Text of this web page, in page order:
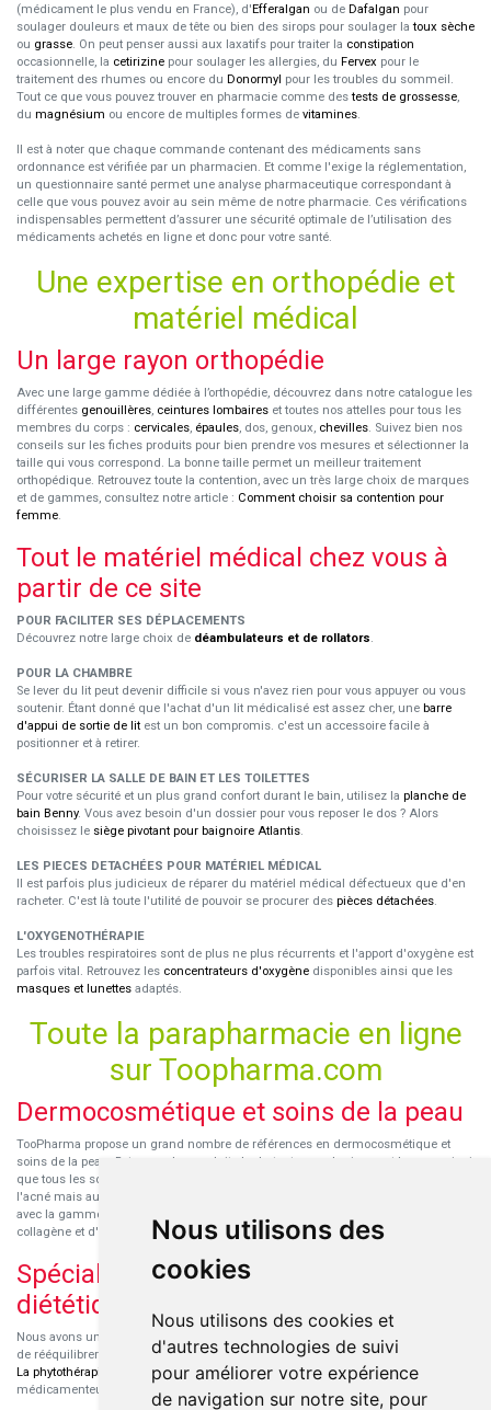
Nous utilisons des
cookies
Nous utilisons des cookies et
d'autres technologies de suivi
pour améliorer votre expérience
de navigation sur notre site, pour
(médicament le plus vendu en France), d'Efferalgan ou de Dafalgan pour
soulager douleurs et maux de tête ou bien des sirops pour soulager latoux sèche
ou grasse. On peut penser aussi aux laxatifs pour traiter la constipation
occasionnelle, la cetirizine pour soulager les allergies, du Fervex pour le
traitement des rhumes ou encore du Donormyl pour les troubles du sommeil.
Tout ce que vous pouvez trouver en pharmacie comme destests de grossesse,
du magnésium ou encore de multiples formes de vitamines.
Il est à noter que chaque commande contenant des médicaments sans
ordonnance est vérifiée par un pharmacien. Et comme l'exige la réglementation,
un questionnaire santé permet une analyse pharmaceutique correspondant à
celle que vous pouvez avoir au sein même de notre pharmacie. Ces vérifications
indispensables permettent d’assurer une sécurité optimale de l’utilisation des
médicaments achetés en ligne et donc pour votre santé.
Une expertise en orthopédie et
matériel médical
Un large rayon orthopédie
Avec une large gamme dédiée à l’orthopédie, découvrez dans notre catalogue les
différentes genouillères, ceintures lombaires et toutes nos attelles pour tous les
membres du corps : cervicales, épaules, dos, genoux, chevilles. Suivez bien nos
conseils sur les fiches produits pour bien prendre vos mesures et sélectionner la
taille qui vous correspond. La bonne taille permet un meilleur traitement
orthopédique. Retrouvez toute la contention, avec un très large choix de marques
et de gammes, consultez notre article : Comment choisir sa contention pour
femme.
Tout le matériel médical chez vous à
partir de ce site
POUR FACILITER SES DÉPLACEMENTS
Découvrez notre large choix de déambulateurs et de rollators.
POUR LA CHAMBRE
Se lever du lit peut devenir difficile si vous n'avez rien pour vous appuyer ou vous
soutenir. Étant donné que l'achat d'un lit médicalisé est assez cher, une barre
d'appui de sortie de lit est un bon compromis. c'est un accessoire facile à
positionner et à retirer.
SÉCURISER LA SALLE DE BAIN ET LES TOILETTES
Pour votre sécurité et un plus grand confort durant le bain, utilisez la planche de
bain Benny. Vous avez besoin d'un dossier pour vous reposer le dos ? Alors
choisissez le siège pivotant pour baignoire Atlantis.
LES PIECES DETACHÉES POUR MATÉRIEL MÉDICAL
Il est parfois plus judicieux de réparer du matériel médical défectueux que d'en
racheter. C'est là toute l'utilité de pouvoir se procurer des pièces détachées.
L'OXYGENOTHÉRAPIE
Les troubles respiratoires sont de plus ne plus récurrents et l'apport d'oxygène est
parfois vital. Retrouvez les concentrateurs d'oxygène disponibles ainsi que les
masques et lunettes adaptés.
Toute la parapharmacie en ligne
sur Toopharma.com
Dermocosmétique et soins de la peau
TooPharma propose un grand nombre de références en dermocosmétique et
soins de la peau. Retrouvez les produits hydratants pour le visage et le corps ainsi
que tous les soins pour peaux sensibles ou à tendance atopique, les soins pour
l'acné mais aussi des démaquillants. Découvrez nos nouvelles références SVR
avec la gamme anti-âge pour les peaux encore jeunes
collagène et d'acide hyaluronique.
Spécialisation en micronutrition et
diététique
Nous avons un engouement particulier pour la micronutrition qui permet souvent
de rééquilibrer des carences ou d'améliorer des troubles métaboliques mineurs.
La phytothérapie
l'aromathérapiesont souvent complémentaires de traitements
médicamenteux lorsqu'ils sont bien conseillés.